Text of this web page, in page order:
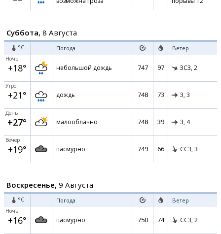
Суббота, 8 Августа
°C Погода Ветер
Ночь
+18° небольшой дождь 747 97 ЗСЗ, 2
Утро
+21° дождь 748 73 З, 3
День
+27° малооблачно 748 39 З, 4
Вечер
+19° пасмурно 749 66 ССЗ, 3
Воскресенье, 9 Августа
°C Погода Ветер
Ночь
+16° пасмурно 750 74 ССЗ, 2